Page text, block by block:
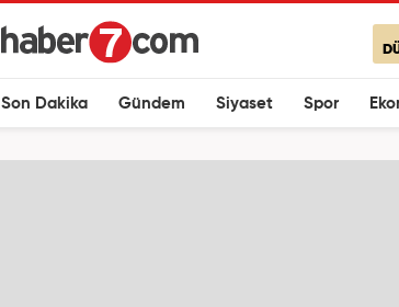
Son Dakika Gündem Siyaset Spor